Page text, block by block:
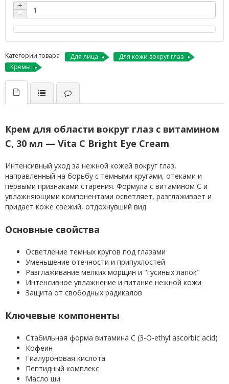
+
−
Категории товара Для лица
Для кожи вокруг глаз
Кремы
Крем для области вокруг глаз с витамином
С, 30 мл — Vita C Bright Eye Cream
Интенсивный уход за нежной кожей вокруг глаз,
направленный на борьбу с темными кругами, отеками и
первыми признаками старения. Формула с витамином С и
увлажняющими компонентами осветляет, разглаживает и
придает коже свежий, отдохнувший вид.
Основные свойства
Осветление темных кругов под глазами
Уменьшение отечности и припухлостей
Разглаживание мелких морщин и "гусиных лапок"
Интенсивное увлажнение и питание нежной кожи
Защита от свободных радикалов
Ключевые компоненты
Стабильная форма витамина С (3-O-ethyl ascorbic acid)
Кофеин
Гиалуроновая кислота
Пептидный комплекс
Масло ши